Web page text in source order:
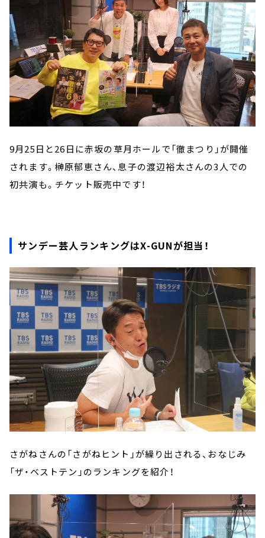
9月25日と26日に赤坂の草月ホールで「徹まつり」が開催
されます。榊原郁恵さん、息子の渡辺裕太さんの3人での
初共演も。チケット販売中です！
サンデー芸人ランキングはX-GUNが担当！
さがねさんの「さがねヒント」が繰り出される、おなじみ
「ザ・ベストテン」のランキングを紹介！